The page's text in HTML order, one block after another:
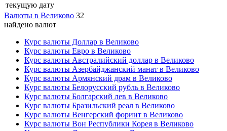
текущую дату
Валюты в Великово 32
найдено валют
Курс валюты Доллар в Великово
Курс валюты Евро в Великово
Курс валюты Австралийский доллар в Великово
Курс валюты Азербайджанский манат в Великово
Курс валюты Армянский драм в Великово
Курс валюты Белорусский рубль в Великово
Курс валюты Болгарский лев в Великово
Курс валюты Бразильский реал в Великово
Курс валюты Венгерский форинт в Великово
Курс валюты Вон Республики Корея в Великово